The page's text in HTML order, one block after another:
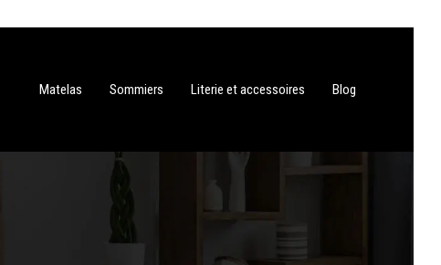
Matelas Sommiers Literie et accessoires Blog